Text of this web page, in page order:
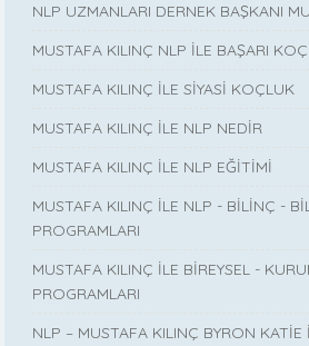
NLP UZMANLARI DERNEK BAŞKANI
MUSTAFA KILINÇ NLP İLE BAŞARI
MUSTAFA KILINÇ İLE SİYASİ KOÇLUK
MUSTAFA KILINÇ İLE NLP NEDİR
MUSTAFA KILINÇ İLE NLP EĞİTİMİ
MUSTAFA KILINÇ İLE NLP - BİLİNÇ -
PROGRAMLARI
MUSTAFA KILINÇ İLE BİREYSEL -
PROGRAMLARI
NLP – MUSTAFA KILINÇ BYRON KATİE